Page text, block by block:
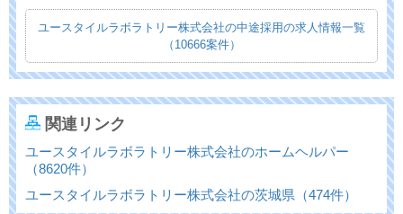
ユースタイルラボラトリー株式会社の中途採用の求人情報一覧
（10666案件）
関連リンク
ユースタイルラボラトリー株式会社のホームヘルパー
（8620件）
ユースタイルラボラトリー株式会社の茨城県（474件）